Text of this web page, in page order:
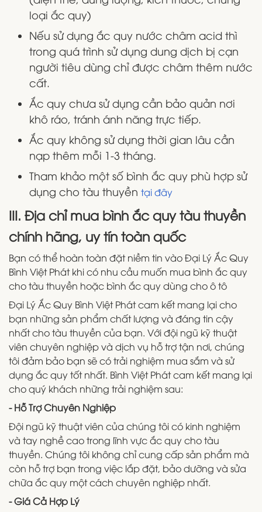
loại ắc quy)
Nếu sử dụng ắc quy nước châm acid thì
trong quá trình sử dụng dung dịch bị cạn
người tiêu dùng chỉ được châm thêm nước
cất.
Ắc quy chưa sử dụng cần bảo quản nơi
khô ráo, tránh ánh năng trực tiếp.
Ắc quy không sử dụng thời gian lâu cần
nạp thêm mỗi 1-3 tháng.
Tham khảo một số bình ắc quy phù hợp sử
dụng cho tàu thuyền tại đây
III. Địa chỉ mua bình ắc quy tàu thuyền
chính hãng, uy tín toàn quốc
Bạn có thể hoàn toàn đặt niềm tin vào Đại Lý Ắc Quy
Bình Việt Phát khi có nhu cầu muốn mua bình ắc quy
cho tàu thuyền hoặc bình ắc quy dùng cho ô tô
Đại Lý Ắc Quy Bình Việt Phát cam kết mang lại cho
bạn những sản phẩm chất lượng và đáng tin cậy
nhất cho tàu thuyền của bạn. Với đội ngũ kỹ thuật
viên chuyên nghiệp và dịch vụ hỗ trợ tận nơi, chúng
tôi đảm bảo bạn sẽ có trải nghiệm mua sắm và sử
dụng ắc quy tốt nhất. Bình Việt Phát cam kết mang lại
cho quý khách những trải nghiệm sau:
- Hỗ Trợ Chuyên Nghiệp
Đội ngũ kỹ thuật viên của chúng tôi có kinh nghiệm
và tay nghề cao trong lĩnh vực ắc quy cho tàu
thuyền. Chúng tôi không chỉ cung cấp sản phẩm mà
còn hỗ trợ bạn trong việc lắp đặt, bảo dưỡng và sửa
chữa ắc quy một cách chuyên nghiệp nhất.
- Giá Cả Hợp Lý